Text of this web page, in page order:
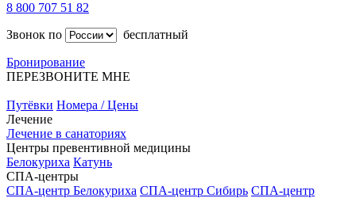
8 800 707 51 82
Звонок по
бесплатный
Бронирование
ПЕРЕЗВОНИТЕ МНЕ
Путёвки Номера / Цены
Лечение
Лечение в санаториях
Центры превентивной медицины
Белокуриха Катунь
СПА-центры
СПА-центр Белокуриха СПА-центр Сибирь СПА-центр